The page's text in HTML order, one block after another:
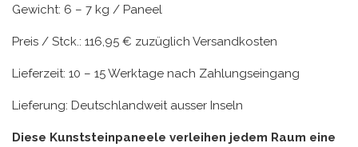
Gewicht: 6 – 7 kg / Paneel
Preis / Stck.: 116,95 € zuzüglich Versandkosten
Lieferzeit: 10 – 15 Werktage nach Zahlungseingang
Lieferung: Deutschlandweit ausser Inseln
Diese Kunststeinpaneele verleihen jedem Raum eine